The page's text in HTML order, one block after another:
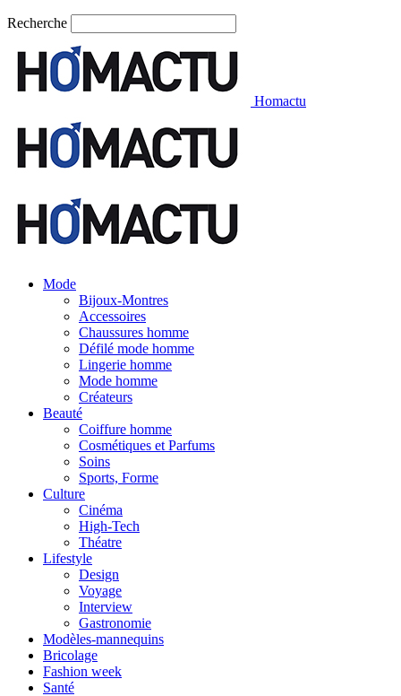
Recherche
Homactu
Mode
Bijoux-Montres
Accessoires
Chaussures homme
Défilé mode homme
Lingerie homme
Mode homme
Créateurs
Beauté
Coiffure homme
Cosmétiques et Parfums
Soins
Sports, Forme
Culture
Cinéma
High-Tech
Théatre
Lifestyle
Design
Voyage
Interview
Gastronomie
Modèles-mannequins
Bricolage
Fashion week
Santé